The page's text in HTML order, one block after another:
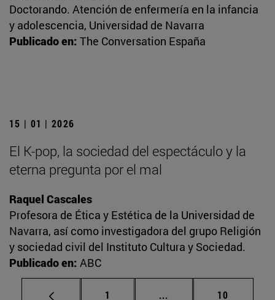
Doctorando. Atención de enfermería en la infancia
y adolescencia, Universidad de Navarra
Publicado en: The Conversation España
15 | 01 | 2026
El K-pop, la sociedad del espectáculo y la
eterna pregunta por el mal
Raquel Cascales
Profesora de Ética y Estética de la Universidad de
Navarra, así como investigadora del grupo Religión
y sociedad civil del Instituto Cultura y Sociedad.
Publicado en: ABC
Página
1 ... Páginas intermedias
Página
10